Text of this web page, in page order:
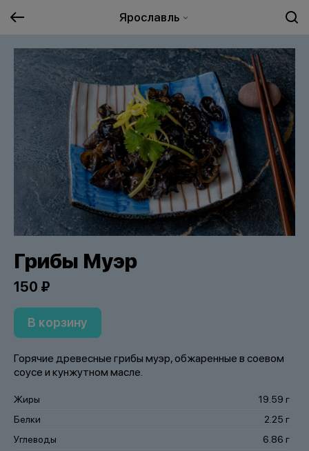
Ярославль
Грибы Муэр
150 ₽
В корзину
Горячие древесные грибы муэр, обжаренные в соевом
соусе и кунжутном масле.
Жиры
19.59 г
Белки
2.25 г
Углеводы
6.86 г